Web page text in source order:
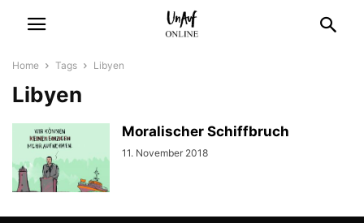
Home Tags Libyen
Libyen
Moralischer Schiffbruch
11. November 2018